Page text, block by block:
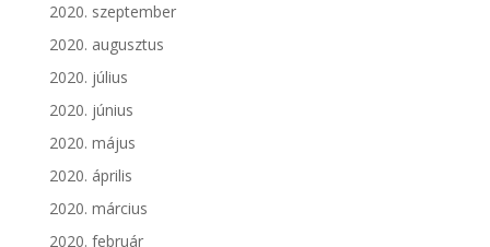
2020. szeptember
2020. augusztus
2020. július
2020. június
2020. május
2020. április
2020. március
2020. február